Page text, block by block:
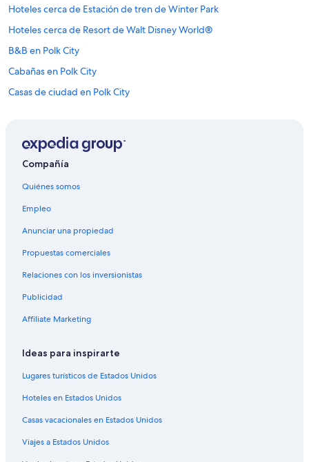
Hoteles cerca de Estación de tren de Winter Park
Hoteles cerca de Resort de Walt Disney World®
B&B en Polk City
Cabañas en Polk City
Casas de ciudad en Polk City
Apart-Hoteles en Autopista International Drive
Villas en Autopista International Drive
Hoteles todo incluido en Orlando
Hoteles baratos en Orlando
Hoteles en Orlando
Moteles en Orlando
Casas de ciudad en Fern Park
Resorts en Fern Park
Hoteles con spa en Fern Park
Hoteles en Fern Park
Hoteles cerca de Centro comercial Winter Park Village
Hoteles cerca de Iglesia AME St. Lawrence
Compañía
Quiénes somos
Empleo
Anunciar una propiedad
Propuestas comerciales
Relaciones con los inversionistas
Publicidad
Affiliate Marketing
Ideas para inspirarte
Lugares turísticos de Estados Unidos
Hoteles en Estados Unidos
Casas vacacionales en Estados Unidos
Viajes a Estados Unidos